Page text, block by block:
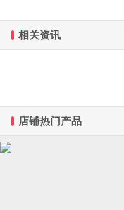
相关资讯
店铺热门产品